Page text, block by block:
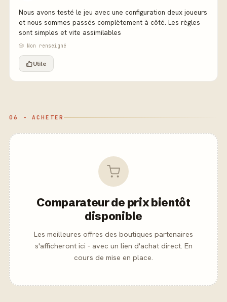
Nous avons testé le jeu avec une configuration deux joueurs
et nous sommes passés complètement à côté. Les règles
sont simples et vite assimilables
🎲 Non renseigné
Utile
06 - ACHETER
Comparateur de prix bientôt
disponible
Les meilleures offres des boutiques partenaires
s'afficheront ici - avec un lien d'achat direct. En
cours de mise en place.